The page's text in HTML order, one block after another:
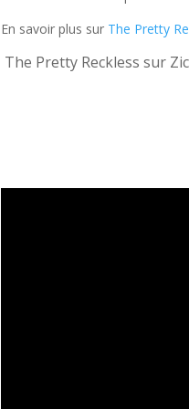
En savoir plus sur The Pretty
The Pretty Reckless sur